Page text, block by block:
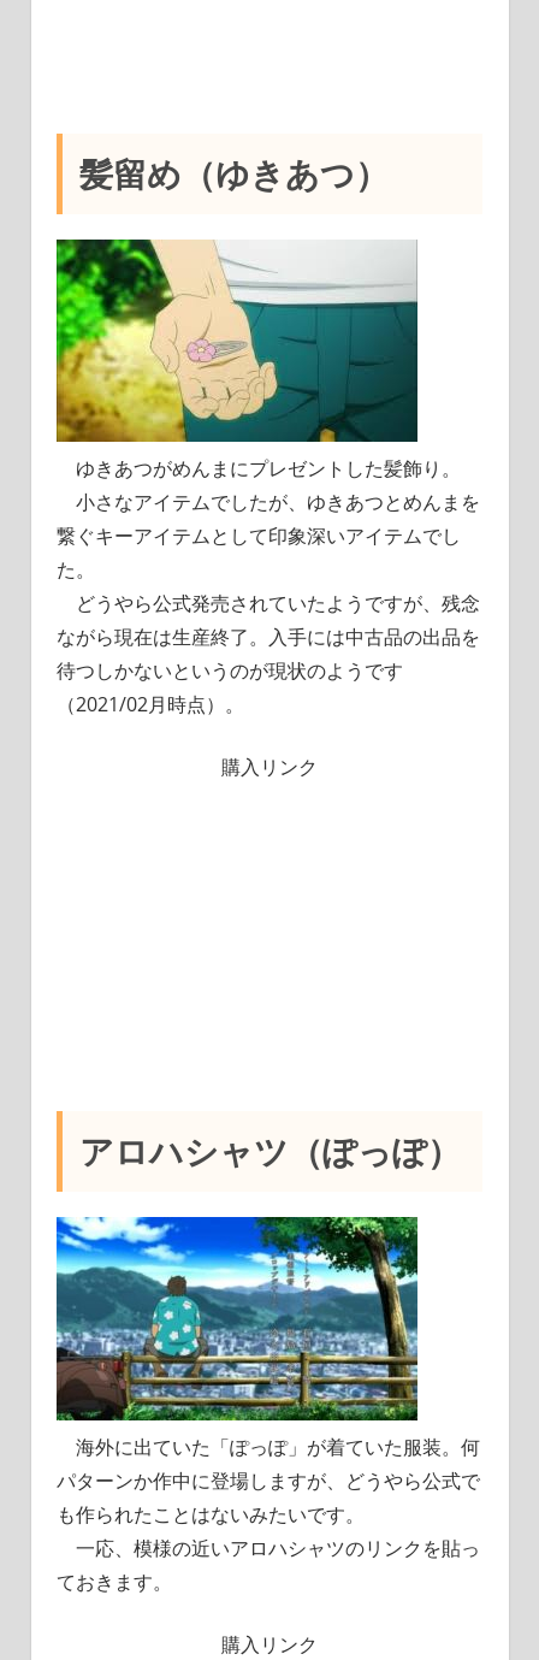
髪留め（ゆきあつ）
ゆきあつがめんまにプレゼントした髪飾り。
小さなアイテムでしたが、ゆきあつとめんまを
繋ぐキーアイテムとして印象深いアイテムでし
た。
どうやら公式発売されていたようですが、残念
ながら現在は生産終了。入手には中古品の出品を
待つしかないというのが現状のようです
（2021/02月時点）。
購入リンク
アロハシャツ（ぽっぽ）
海外に出ていた「ぽっぽ」が着ていた服装。何
パターンか作中に登場しますが、どうやら公式で
も作られたことはないみたいです。
一応、模様の近いアロハシャツのリンクを貼っ
ておきます。
購入リンク